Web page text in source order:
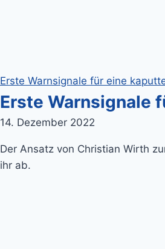
Erste Warnsignale für eine
Erste Warnsignale
14. Dezember 2022
Der Ansatz von Christian Wirth
ihr ab.